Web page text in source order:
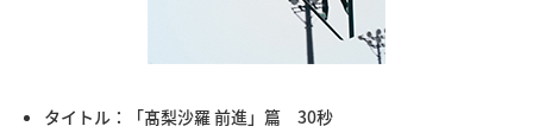
タイトル：「髙梨沙羅 前進」篇 30秒